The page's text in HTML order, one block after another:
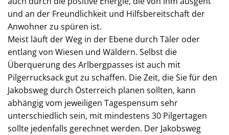
und an der Freundlichkeit und Hilfsbereitschaft der
Anwohner zu spüren ist.
Meist läuft der Weg in der Ebene durch Täler oder
entlang von Wiesen und Wäldern. Selbst die
Überquerung des Arlbergpasses ist auch mit
Pilgerrucksack gut zu schaffen. Die Zeit, die Sie für den
Jakobsweg durch Österreich planen sollten, kann
abhängig vom jeweiligen Tagespensum sehr
unterschiedlich sein, mit mindestens 30 Pilgertagen
sollte jedenfalls gerechnet werden. Der Jakobsweg